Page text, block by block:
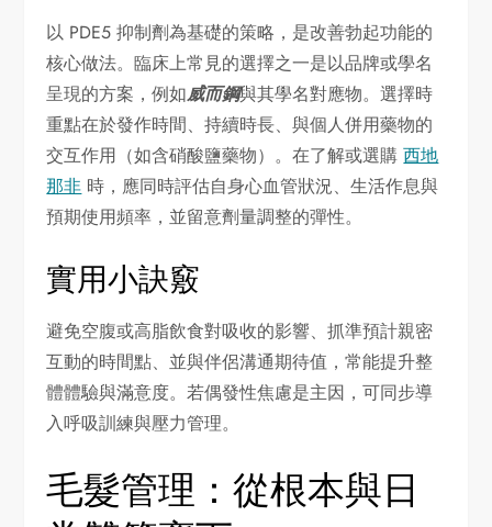
以 PDE5 抑制劑為基礎的策略，是改善勃起功能的
核心做法。臨床上常見的選擇之一是以品牌或學名
呈現的方案，例如威而鋼與其學名對應物。選擇時
重點在於發作時間、持續時長、與個人併用藥物的
交互作用（如含硝酸鹽藥物）。在了解或選購西地
那非 時，應同時評估自身心血管狀況、生活作息與
預期使用頻率，並留意劑量調整的彈性。
實用小訣竅
避免空腹或高脂飲食對吸收的影響、抓準預計親密
互動的時間點、並與伴侶溝通期待值，常能提升整
體體驗與滿意度。若偶發性焦慮是主因，可同步導
入呼吸訓練與壓力管理。
毛髮管理：從根本與日